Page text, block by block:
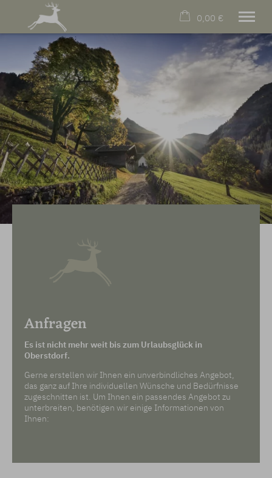
Unsere Wohnungen
Online Buchen
Lage & Anreise
Tradition
Kontakt
FAQs
Tel.08322 2161
0,00 €
×
Warenkorb ist leer
Anfragen
Es ist nicht mehr weit bis zum Urlaubsglück in
Oberstdorf.
Gerne erstellen wir Ihnen ein unverbindliches Angebot,
das ganz auf Ihre individuellen Wünsche und Bedürfnisse
zugeschnitten ist. Um Ihnen ein passendes Angebot zu
unterbreiten, benötigen wir einige Informationen von
Ihnen: